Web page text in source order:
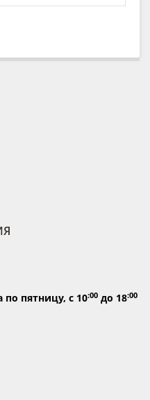
по пятницу, с 10:00 до 18:00